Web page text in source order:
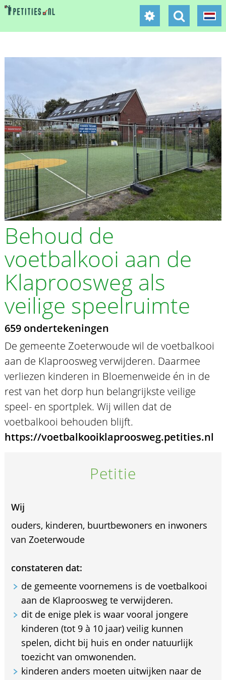
Behoud de
voetbalkooi aan de
Klaproosweg als
veilige speelruimte
659 ondertekeningen
De gemeente Zoeterwoude wil de voetbalkooi
aan de Klaproosweg verwijderen. Daarmee
verliezen kinderen in Bloemenweide én in de
rest van het dorp hun belangrijkste veilige
speel- en sportplek. Wij willen dat de
voetbalkooi behouden blijft.
https://voetbalkooiklaproosweg.petities.nl
Petitie
Wij
ouders, kinderen, buurtbewoners en inwoners
van Zoeterwoude
constateren dat:
de gemeente voornemens is de voetbalkooi
aan de Klaproosweg te verwijderen.
⁠dit de enige plek is waar vooral jongere
kinderen (tot 9 à 10 jaar) veilig kunnen
spelen, dicht bij huis en onder natuurlijk
toezicht van omwonenden.
⁠kinderen anders moeten uitwijken naar de